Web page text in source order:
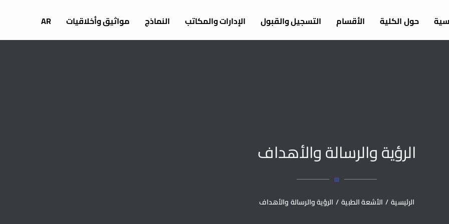
حول الكلية الأقسام التسجيل والقبول الإدارات والمكاتب النماذج مواثيق وأخلاقيات AR
الرؤية والرسالة والأهداف
الرئيسية / الأشعة الطبية / الرؤية والرسالة والأهداف